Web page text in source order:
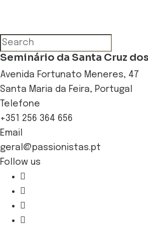
Seminário da Santa Cruz
Avenida Fortunato Meneres, 47
Santa Maria da Feira, Portugal
Telefone
+351 256 364 656
Email
geral@passionistas.pt
Follow us